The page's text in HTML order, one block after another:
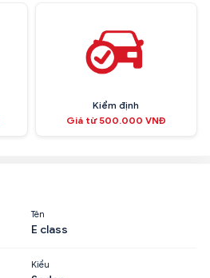
Kiểm định
Giá từ 500.000 VNĐ
Tên
E class
Kiểu